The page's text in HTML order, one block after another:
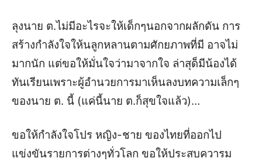
ลุงนาย ต.ไม่มีอะไรจะให้เด็กๆนอกจากผลักดัน การ
สร้างกำลังใจให้นลูกหลานตามศักยภาพที่มี อาจไม่
มากนัก แต่ขอให้มั่นใจว่ามาจากใจ ล่าสุด็มีน้องได้
ทันเรียนเพราะผู้อำนวยการมาเห็นลงบทความเล็กๆ
ของนาย ต. นี้ (แค่นี้นาย ต.ก็สุขใจแล้ว)…
ขอให้กำลังใจโปร หญิง-ชาย ของไทยที่ออกไป
แข่งขันรายการต่างๆทั่วโลก ขอให้ประสบควารม